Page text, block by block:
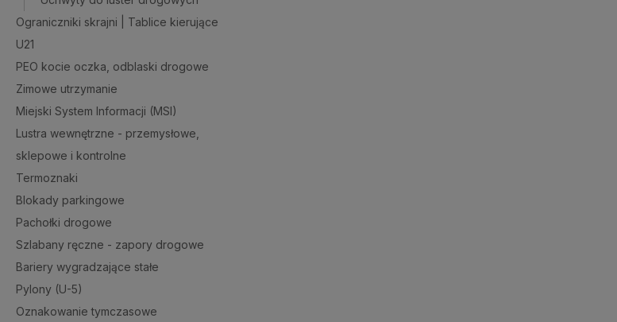
Ograniczniki skrajni | Tablice kierujące
U21
PEO kocie oczka, odblaski drogowe
Zimowe utrzymanie
Miejski System Informacji (MSI)
Lustra wewnętrzne - przemysłowe,
sklepowe i kontrolne
Termoznaki
Blokady parkingowe
Pachołki drogowe
Szlabany ręczne - zapory drogowe
Bariery wygradzające stałe
Pylony (U-5)
Oznakowanie tymczasowe